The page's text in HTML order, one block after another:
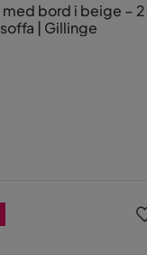
bord i beige – 2
| Gillinge